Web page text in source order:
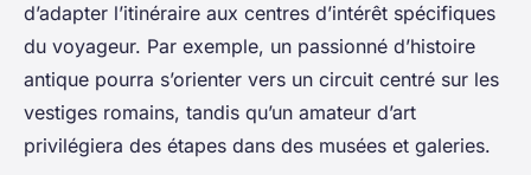
d’adapter l’itinéraire aux centres d’intérêt spécifiques
du voyageur. Par exemple, un passionné d’histoire
antique pourra s’orienter vers un circuit centré sur les
vestiges romains, tandis qu’un amateur d’art
privilégiera des étapes dans des musées et galeries.